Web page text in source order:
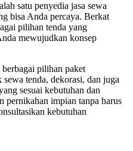
satu penyedia jasa sewa
bisa Anda percaya. Berkat
pilihan tenda yang
mewujudkan konsep
pilihan paket
tenda, dekorasi, dan juga
sesuai kebutuhan dan
pernikahan impian tanpa harus
kebutuhan